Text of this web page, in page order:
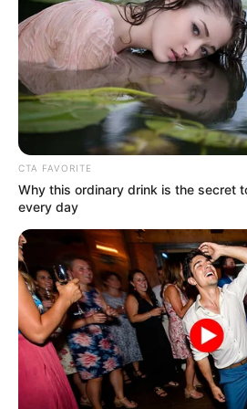
ΕΝΤΟΛΗ, ΟΠΟΥ ΦΑΙΝΕΤΑΙ ΟΤΙ ΤΑ
ΣΚΑΝΑΡΙΣΤΗΚΑΝ ΠΟΛΛΕΣ ΦΟΡΕΣ.
ΑΛΛΟΙΩΣΟΥΝ ΤΟ ΑΠΟΤΕΛΕΣΜΑ
CTA FAVORITE
Why this ordinary drink is the secret
every day